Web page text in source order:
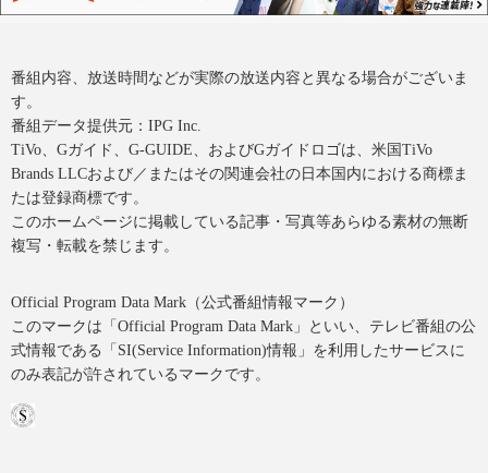
番組内容、放送時間などが実際の放送内容と異なる場合がございま
す。
番組データ提供元：IPG Inc.
TiVo、Gガイド、G-GUIDE、およびGガイドロゴは、米国TiVo
Brands LLCおよび／またはその関連会社の日本国内における商標ま
たは登録商標です。
このホームページに掲載している記事・写真等あらゆる素材の無断
複写・転載を禁じます。
Official Program Data Mark（公式番組情報マーク）
このマークは「Official Program Data Mark」といい、テレビ番組の公
式情報である「SI(Service Information)情報」を利用したサービスに
のみ表記が許されているマークです。